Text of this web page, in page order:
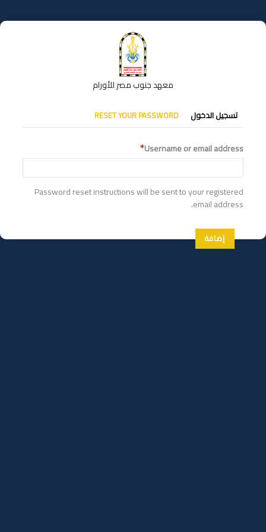
إلى
المحتوى
معهد جنوب مصر للأورام
التبويبات
الأساسية
تسجيل الدخول RESET YOUR PASSWORD
Username or email address
Password reset instructions will be sent to your registered
email address.